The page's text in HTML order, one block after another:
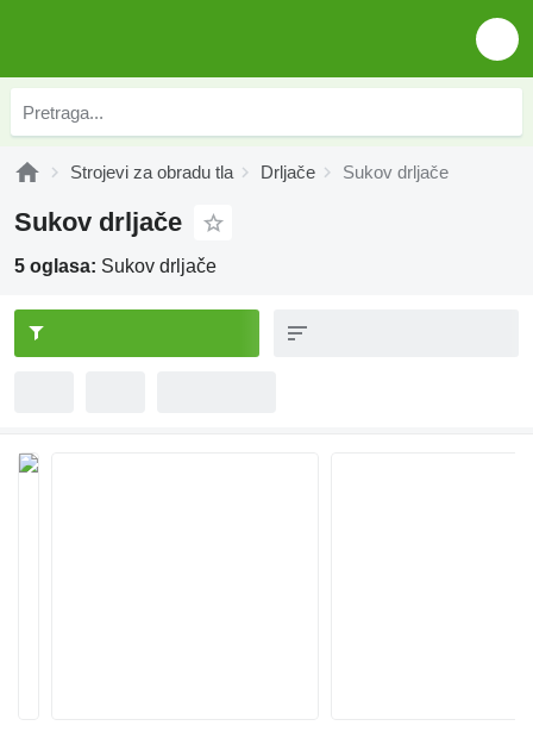
Strojevi za obradu tla Drljače Sukov drljače
Sukov drljače
5 oglasa: Sukov drljače